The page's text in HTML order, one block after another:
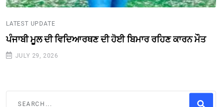
LATEST UPDATE
ਪੰਜਾਬੀ ਮੂਲ ਦੀ ਵਿਦਿਆਰਥਣ ਦੀ ਹੋਈ ਬਿਮਾਰ ਰਹਿਣ ਕਾਰਨ ਮੌਤ
JULY 29, 2026